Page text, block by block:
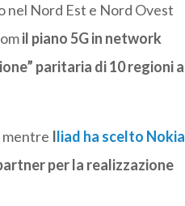
nel Nord Est e Nord Ovest
il piano 5G in network
paritaria di 10 regioni a
Iliad ha scelto Nokia
per la realizzazione